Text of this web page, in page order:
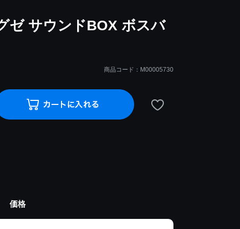
ゼ サウンドBOX ボスバ
商品コード：M00005730
価格